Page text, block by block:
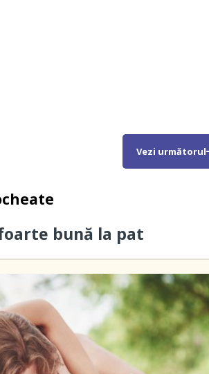
Vezi următorul
bună la pat